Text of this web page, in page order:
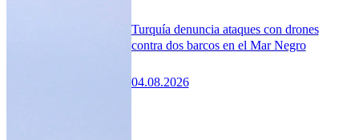
Turquía denuncia ataques con drones
contra dos barcos en el Mar Negro
04.08.2026